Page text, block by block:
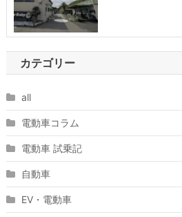
カテゴリー
all
電動車コラム
電動車 試乗記
自動車
EV・電動車